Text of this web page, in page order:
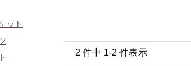
ット
2 件中 1-2 件表示